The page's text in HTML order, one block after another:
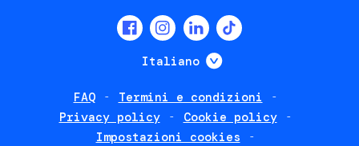
Italiano Mostra ulteriori
FAQ
Termini e condizioni
Privacy policy
Cookie policy
Impostazioni cookies